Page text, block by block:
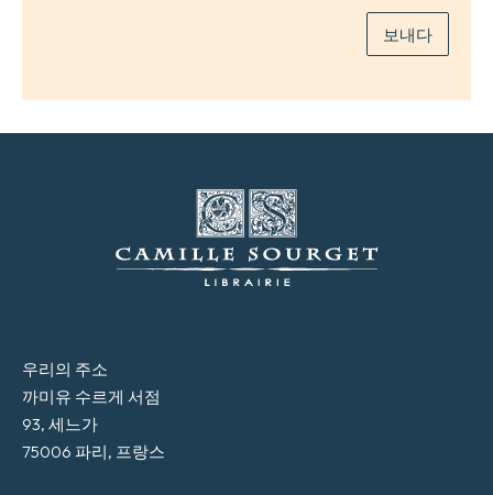
보내다
우리의 주소
까미유 수르게 서점
93, 세느가
75006 파리, 프랑스